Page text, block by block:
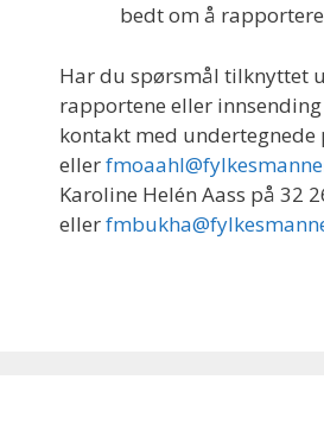
bedt om å
Har du spørsmål tilknyttet
rapportene eller innsending
kontakt med undertegnede
eller
Karoline Helén Aass på 32
eller